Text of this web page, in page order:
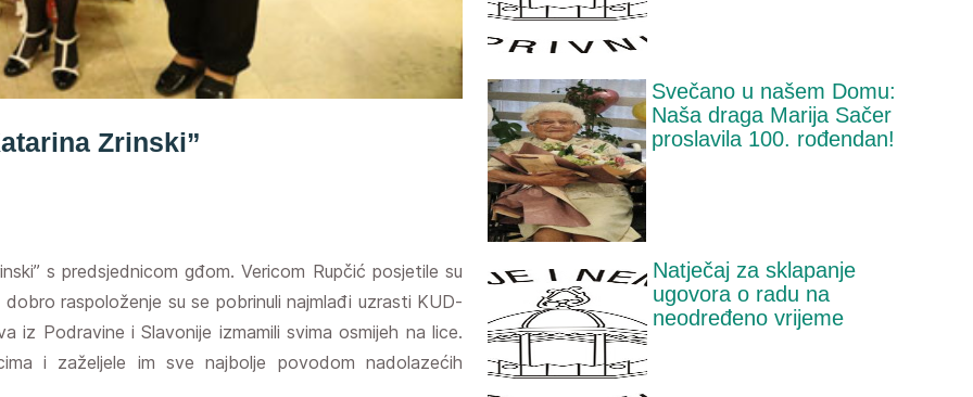
Zrinski”
s predsjednicom gđom. Vericom Rupčić posjetile su
raspoloženje su se pobrinuli najmlađi uzrasti KUD-
Podravine i Slavonije izmamili svima osmijeh na lice.
i zaželjele im sve najbolje povodom nadolazećih
Svečano u našem Domu:
Naša draga Marija Sačer
proslavila 100. rođendan!
Natječaj za sklapanje
ugovora o radu na
neodređeno vrijeme